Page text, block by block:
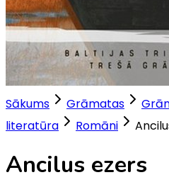
Sākums Grāmatas
literatūra
Romāni
Ancilus ezers